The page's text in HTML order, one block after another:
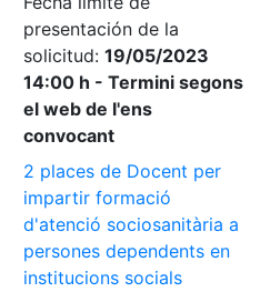
presentación de la
solicitud: 19/05/2023
14:00 h - Termini segons
el web de l'ens
convocant
2 places de Docent per
impartir formació
d'atenció sociosanitària a
persones dependents en
institucions socials